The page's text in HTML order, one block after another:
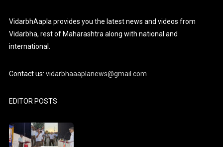
VidarbhAapla provides you the latest news and videos from
Vidarbha, rest of Maharashtra along with national and
international.
Contact us:vidarbhaaaplanews@gmail.com
EDITOR POSTS